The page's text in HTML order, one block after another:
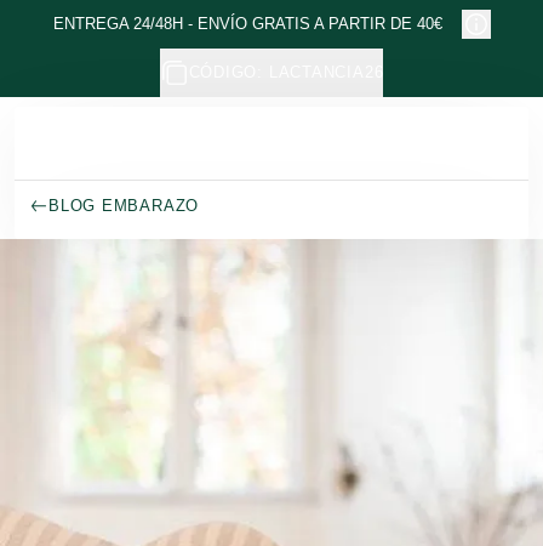
Ir al contenido principal
ENTREGA 24/48H - ENVÍO GRATIS A PARTIR DE 40€
BLOG EMBARAZO